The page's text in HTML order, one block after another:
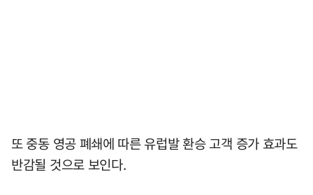
또 중동 영공 폐쇄에 따른 유럽발 환승 고객 증가 효과도
반감될 것으로 보인다.